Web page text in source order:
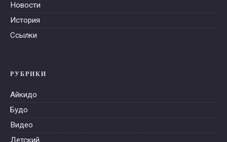
Новости
История
Ссылки
РУБРИКИ
Айкидо
Будо
Видео
Детский